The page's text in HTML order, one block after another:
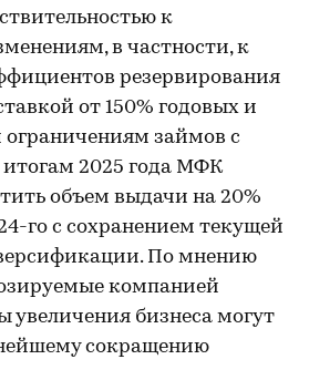
к
в частности, к
резервирования
от 150% годовых и
займов с
2025 года МФК
объем выдачи на 20%
го с сохранением текущей
По мнению
компанией
увеличения бизнеса могут
сокращению